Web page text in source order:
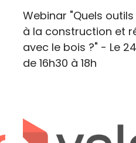
Webinar "Quels
à la construction et
avec le bois ?" - Le
de 16h30 à 18h